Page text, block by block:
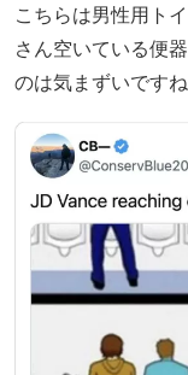
こちらは男性用ト
さん空いている便
のは気まずいです